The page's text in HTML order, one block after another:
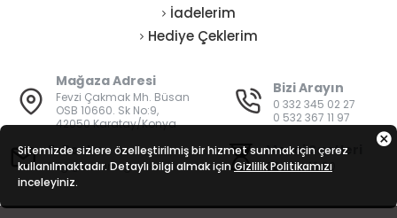
İadelerim
Hediye Çeklerim
Mağaza Adresi
Fevzi Çakmak Mh. Büsan
OSB 10660. Sk No:9,
42050 Karatay/Konya
Bizi Arayın
0 332 345 02 27
0 532 367 11 97
E-Posta
bilgi@vatanisguvenligi.com
Mesai Saatleri
08:00 - 19:00
Sitemizde sizlere özelleştirilmiş bir hizmet sunmak için çerez
kullanılmaktadır. Detaylı bilgi almak için Gizlilik Politikamızı
inceleyiniz.